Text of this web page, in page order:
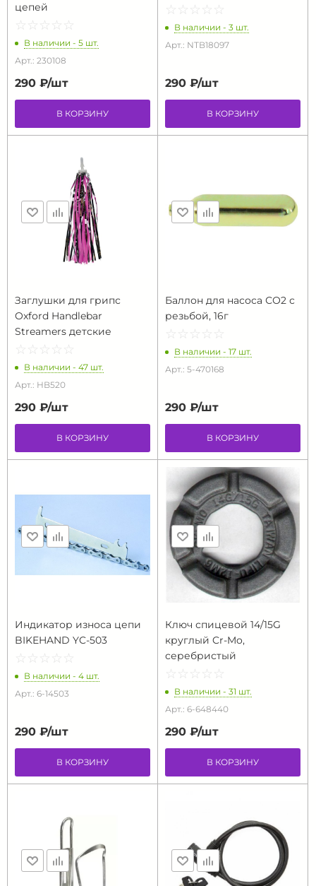
цепей
☆ ☆ ☆ ☆ ☆
★ ★ ★ ★ ★
В наличии - 5 шт.
Арт.: 230108
290 ₽/шт
В КОРЗИНУ
☆ ☆ ☆ ☆ ☆
★ ★ ★ ★ ★
В наличии - 3 шт.
Арт.: NTB18097
290 ₽/шт
В КОРЗИНУ
Заглушки для грипс
Oxford Handlebar
Streamers детские
☆ ☆ ☆ ☆ ☆
★ ★ ★ ★ ★
В наличии - 47 шт.
Арт.: HB520
290 ₽/шт
В КОРЗИНУ
Баллон для насоса СО2 с
резьбой, 16г
☆ ☆ ☆ ☆ ☆
★ ★ ★ ★ ★
В наличии - 17 шт.
Арт.: 5-470168
290 ₽/шт
В КОРЗИНУ
Индикатор износа цепи
BIKEHAND YC-503
☆ ☆ ☆ ☆ ☆
★ ★ ★ ★ ★
В наличии - 4 шт.
Арт.: 6-14503
290 ₽/шт
В КОРЗИНУ
Ключ спицевой 14/15G
круглый Cr-Mo,
серебристый
☆ ☆ ☆ ☆ ☆
★ ★ ★ ★ ★
В наличии - 31 шт.
Арт.: 6-648440
290 ₽/шт
В КОРЗИНУ